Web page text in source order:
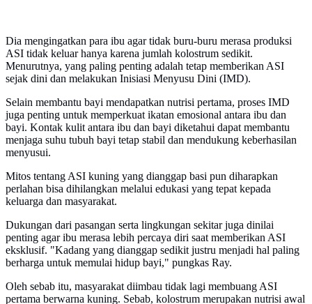
Dia mengingatkan para ibu agar tidak buru-buru merasa produksi
ASI tidak keluar hanya karena jumlah kolostrum sedikit.
Menurutnya, yang paling penting adalah tetap memberikan ASI
sejak dini dan melakukan Inisiasi Menyusu Dini (IMD).
Selain membantu bayi mendapatkan nutrisi pertama, proses IMD
juga penting untuk memperkuat ikatan emosional antara ibu dan
bayi. Kontak kulit antara ibu dan bayi diketahui dapat membantu
menjaga suhu tubuh bayi tetap stabil dan mendukung keberhasilan
menyusui.
Mitos tentang ASI kuning yang dianggap basi pun diharapkan
perlahan bisa dihilangkan melalui edukasi yang tepat kepada
keluarga dan masyarakat.
Dukungan dari pasangan serta lingkungan sekitar juga dinilai
penting agar ibu merasa lebih percaya diri saat memberikan ASI
eksklusif. "Kadang yang dianggap sedikit justru menjadi hal paling
berharga untuk memulai hidup bayi," pungkas Ray.
Oleh sebab itu, masyarakat diimbau tidak lagi membuang ASI
pertama berwarna kuning. Sebab, kolostrum merupakan nutrisi awal